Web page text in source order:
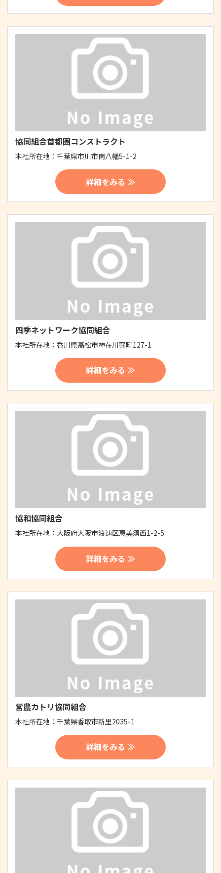
協同組合首都圏コンストラクト
本社所在地： 千葉県市川市南八幡5-1-2
詳細をみる ≫
四季ネットワーク協同組合
本社所在地： 香川県高松市神在川窪町127-1
詳細をみる ≫
協和協同組合
本社所在地： 大阪府大阪市浪速区恵美須西1-2-5
詳細をみる ≫
営農カトリ協同組合
本社所在地： 千葉県香取市新里2035-1
詳細をみる ≫